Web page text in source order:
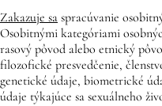
Zakazuje sa spracúvanie
Osobitnými kategóriami
rasový pôvod alebo etnický
filozofické presvedčenie,
genetické údaje, biometrické
údaje týkajúce sa sexuálneho